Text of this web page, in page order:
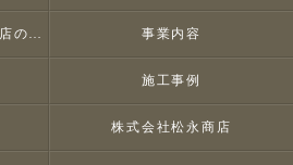
東京の清掃･株式会社松永商店のお客様の声 事業内容
施工事例
株式会社松永商店